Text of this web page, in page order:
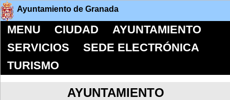
Ayuntamiento de Granada
MENU CIUDAD
AYUNTAMIENTO
SERVICIOS
SEDE ELECTRÓNICA
TURISMO
AYUNTAMIENTO